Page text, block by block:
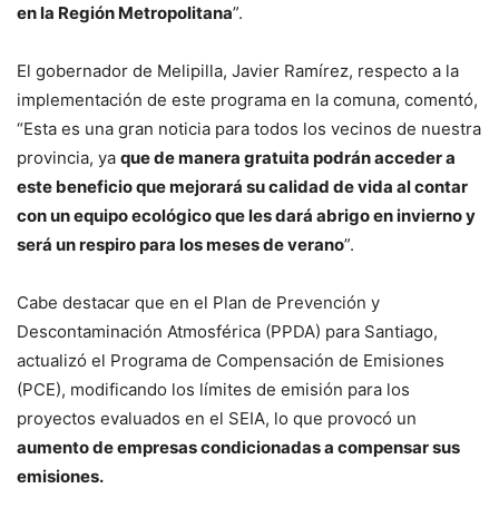
en la Región Metropolitana”.
El gobernador de Melipilla, Javier Ramírez, respecto a la
implementación de este programa en la comuna, comentó,
“Esta es una gran noticia para todos los vecinos de nuestra
provincia, ya que de manera gratuita podrán acceder a
este beneficio que mejorará su calidad de vida al contar
con un equipo ecológico que les dará abrigo en invierno y
será un respiro para los meses de verano”.
Cabe destacar que en el Plan de Prevención y
Descontaminación Atmosférica (PPDA) para Santiago,
actualizó el Programa de Compensación de Emisiones
(PCE), modificando los límites de emisión para los
proyectos evaluados en el SEIA, lo que provocó un
aumento de empresas condicionadas a compensar sus
emisiones.